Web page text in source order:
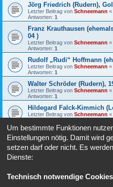
Jörg Friedrich (Rudern),
Letzter Beitrag von Schneemann «
Antworten: 1
Franz Krauthausen
04 )
Letzter Beitrag von Schneemann «
Antworten: 1
Rudolf „Rudi“ Hoffmann
Letzter Beitrag von Schneemann «
Antworten: 1
Walter Schröder (Rudern),
Letzter Beitrag von Schneemann «
Antworten: 1
Hildegard Falck-Kimmich
Letzter Beitrag von Schneemann «
Barbara Petzold-Beyer
Letzter Beitrag vonSchneemann«
Antworten:
AP92 - Ausgabe Dezember
Um bestimmte Funktionen
Einstellungen nötig. Damit wird
setzen darf oder nicht. Es
Dienste:
Technisch notwendige